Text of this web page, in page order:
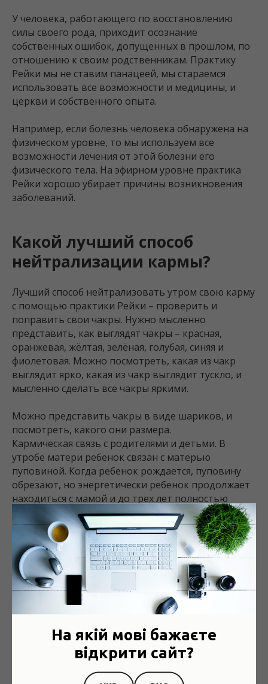
У человека, работающего по восстановлению
силы своего рода, приходит осознание
собственных ошибок, допущенных в прошлом, по
отношению к своим родственникам. Практику
Рейки мы не ставим панацеей, мы стараемся
использовать все возможности и медицины, и
церкви и собственного опыта.
Например, если болезнь человека обнаружена на
физическом уровне, то мы используем все
возможности лечения от этой болезни его
физического тела. На эфирном уровне практика
Рейки хорошо убирает причины возникновения
заболеваний.
Какой лучший способ
нейтрализации кармы?
Лучший способ нейтрализовать утром свою карму
с помощью практики Рейки – проверить и
поправить свои чакры. Нужно мысленно
представить, как выглядят чакры – красная,
оранжевая, жёлтая, зелёная, голубая, синяя и
фиолетовая. Можно посмотреть, какая из чакр
выглядит ярко, какая из чакр выглядит тускло, и
мысленно сделать все чакры яркими.
Можно представить чакры в виде шариков, и
посмотреть, какого они размера.
Кармическая связь с родителями и детьми. В
утробе матери ребенок связан с матерью
пуповиной. Когда ребенок рождается, пуповину
обрезают, но энергетически ребенок продолжает
находиться с мамой и до трех лет полностью
находится в биополе своей матери. Поэтому
ребенку полностью передается энергетическое
состояние его матери.
К восемнадцати годам завершается половое
созревание человека и энергетическая пуповина,
объединявшая ребенка с родителями, обрывается.
В этом возрасте у человека происходят
родителями, которые его начинают раздражать.
Эти конфликты являются видимой частью
невидимого процесса отторжения человека от
своих родителей и его вступление в
На якій мові бажаєте
відкрити сайт?